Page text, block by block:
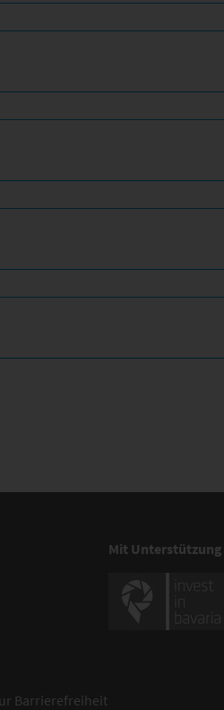
Mit Unterstützung
Barrierefreiheit